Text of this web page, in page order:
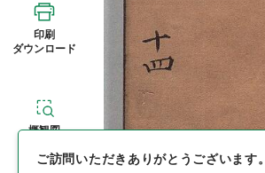
印刷
ダウンロード
概観図
ご訪問いただきありがとうございます。